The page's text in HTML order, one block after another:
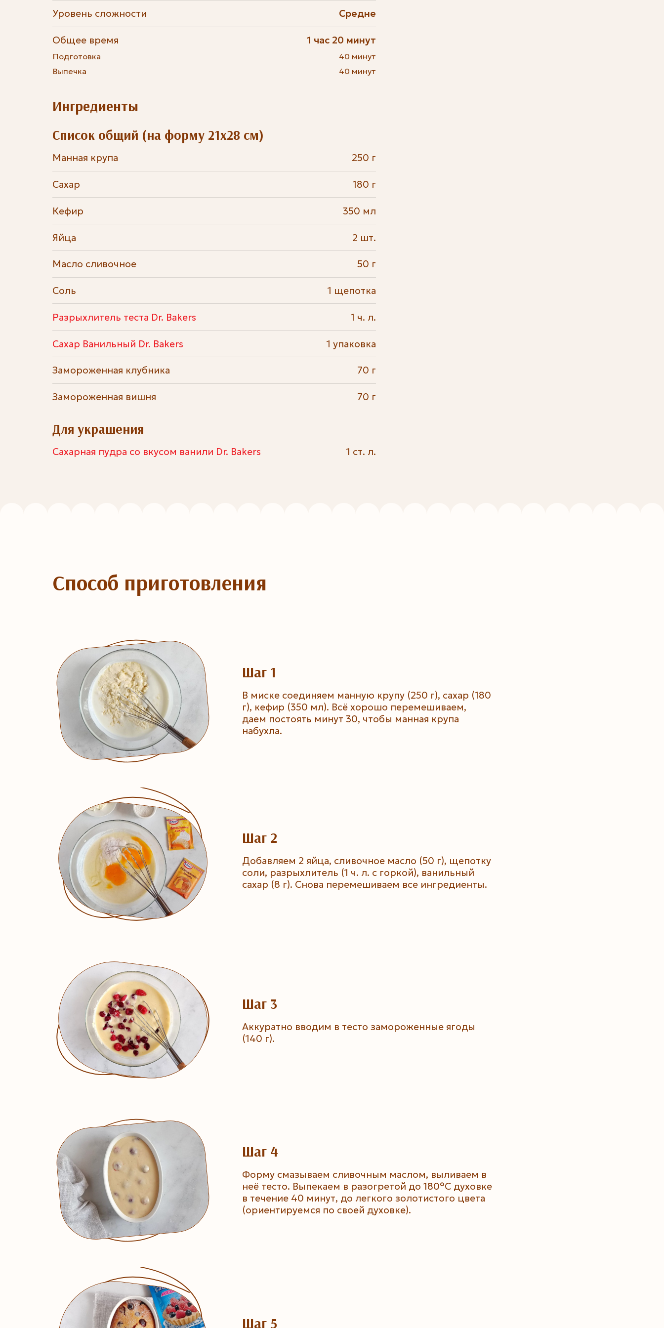
Уровень сложности Средне
Общее время
Подготовка
Выпечка
1 час 20 минут
40 минут
40 минут
Ингредиенты
Список общий (на форму 21х28 см)
Манная крупа 250 г
Сахар 180 г
Кефир 350 мл
Яйца 2 шт.
Масло сливочное 50 г
Соль 1 щепотка
Разрыхлитель теста Dr. Bakers 1 ч. л.
Сахар Ванильный Dr. Bakers 1 упаковка
Замороженная клубника 70 г
Замороженная вишня 70 г
Для украшения
Сахарная пудра со вкусом ванили Dr. Bakers 1 ст. л.
Способ приготовления
Шаг 1
В миске соединяем манную крупу (250 г), сахар (180
г), кефир (350 мл). Всё хорошо перемешиваем,
даем постоять минут 30, чтобы манная крупа
набухла.
Шаг 2
Добавляем 2 яйца, сливочное масло (50 г), щепотку
соли, разрыхлитель (1 ч. л. с горкой), ванильный
сахар (8 г). Снова перемешиваем все ингредиенты.
Шаг 3
Аккуратно вводим в тесто замороженные ягоды
(140 г).
Шаг 4
Форму смазываем сливочным маслом, выливаем в
неё тесто. Выпекаем в разогретой до 180°С духовке
в течение 40 минут, до легкого золотистого цвета
(ориентируемся по своей духовке).
Шаг 5